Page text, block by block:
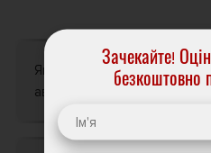
Які документи необхідні
автомобіля з українськими
Зачекайте!
безкоштовно